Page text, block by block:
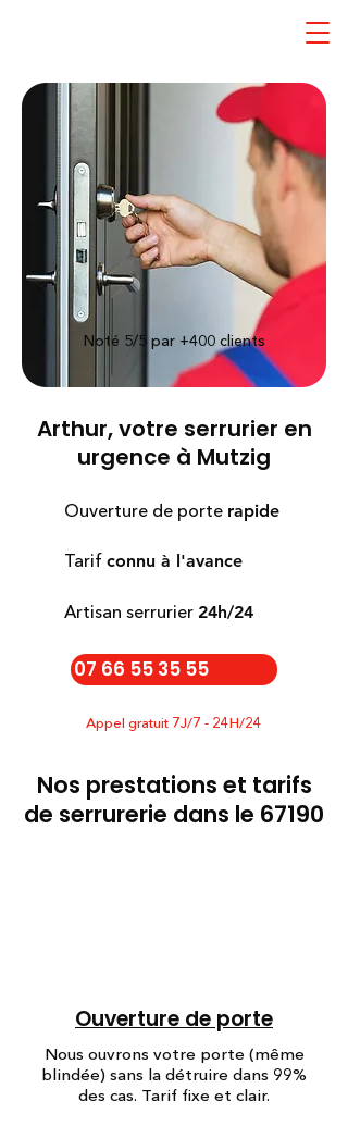
Noté 5/5 par +400 clients
Arthur, votre serrurier en
urgence à Mutzig
Ouverture de porte rapide
Tarif connu à l'avance
Artisan serrurier 24h/24
07 66 55 35 55
Appel gratuit 7J/7 - 24H/24
Nos prestations et tarifs
de serrurerie dans le 67190
Ouverture de porte
Nous ouvrons votre porte (même
blindée) sans la détruire dans 99%
des cas. Tarif fixe et clair.